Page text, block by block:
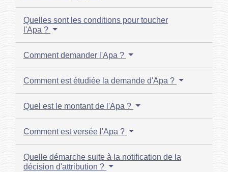
Quelles sont les conditions pour toucher
l'Apa ?
Comment demander l'Apa ?
Comment est étudiée la demande d'Apa ?
Quel est le montant de l'Apa ?
Comment est versée l'Apa ?
Quelle démarche suite à la notification de la
décision d'attribution ?